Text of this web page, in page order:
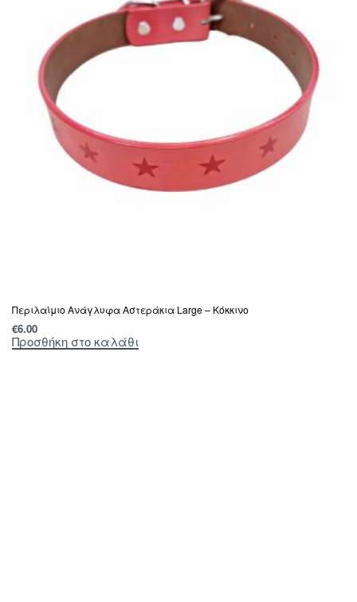
Περιλαίμιο Ανάγλυφα Αστεράκια Large – Κόκκινο
€6.00
Προσθήκη στο καλάθι